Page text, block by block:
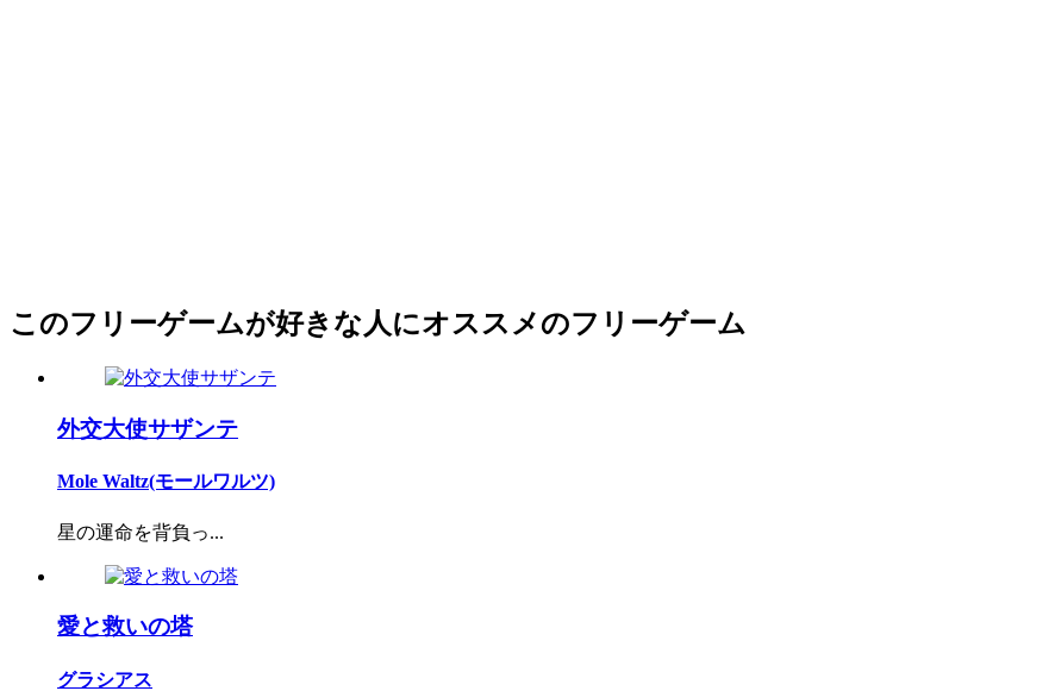
このフリーゲームが好きな人にオススメのフリーゲーム
外交大使サザンテ
Mole Waltz(モールワルツ)
星の運命を背負っ...
愛と救いの塔
グラシアス